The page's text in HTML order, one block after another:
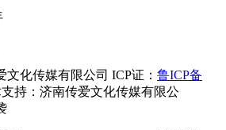
文化传媒有限公司 ICP证： 鲁ICP备
持：济南传爱文化传媒有限公